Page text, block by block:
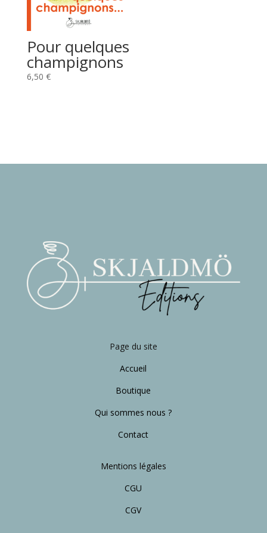
Pour quelques
champignons
6,50 €
Page du site
Accueil
Boutique
Qui sommes nous ?
Contact
Mentions légales
CGU
CGV